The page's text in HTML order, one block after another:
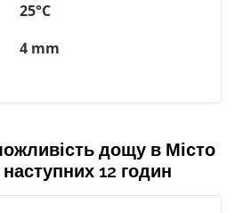
25°C
4 mm
дощу в Місто
12 годин